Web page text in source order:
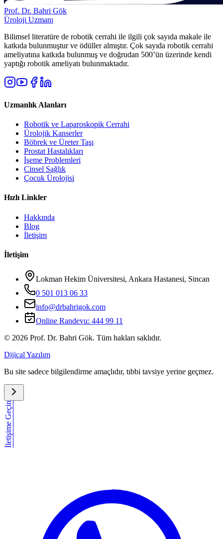
Prof. Dr. Bahri Gök
Üroloji Uzmanı
Bilimsel literatüre de robotik cerrahi ile ilgili çok sayıda makale ile
katkıda bulunmuştur ve ödüller almıştır. Çok sayıda robotik cerrahi
ameliyatına katkıda bulunmuş ve doğrudan 500’ün üzerinde kendi
yaptığı robotik ameliyatı bulunmaktadır.
Uzmanlık Alanları
Robotik ve Laparoskopik Cerrahi
Ürolojik Kanserler
Böbrek ve Üreter Taşı
Prostat Hastalıkları
İşeme Problemleri
Cinsel Sağlık
Çocuk Ürolojisi
Hızlı Linkler
Hakkında
Blog
İletişim
İletişim
Lokman Hekim Üniversitesi, Ankara Hastanesi, Sincan
0 501 013 06 33
info@drbahrigok.com
Online Randevu: 444 99 11
© 2026 Prof. Dr. Bahri Gök. Tüm hakları saklıdır.
Dijical Yazılım
Bu site sadece bilgilendirme amaçlıdır, tıbbi tavsiye yerine geçmez.
İletişime Geçin